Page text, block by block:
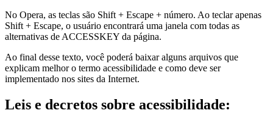
No Opera, as teclas são Shift + Escape + número. Ao teclar apenas
Shift + Escape, o usuário encontrará uma janela com todas as
alternativas de ACCESSKEY da página.
Ao final desse texto, você poderá baixar alguns arquivos que
explicam melhor o termo acessibilidade e como deve ser
implementado nos sites da Internet.
Leis e decretos sobre acessibilidade: